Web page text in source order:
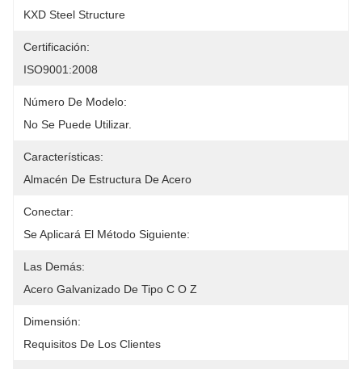
KXD Steel Structure
Certificación:
ISO9001:2008
Número De Modelo:
No Se Puede Utilizar.
Características:
Almacén De Estructura De Acero
Conectar:
Se Aplicará El Método Siguiente:
Las Demás:
Acero Galvanizado De Tipo C O Z
Dimensión:
Requisitos De Los Clientes